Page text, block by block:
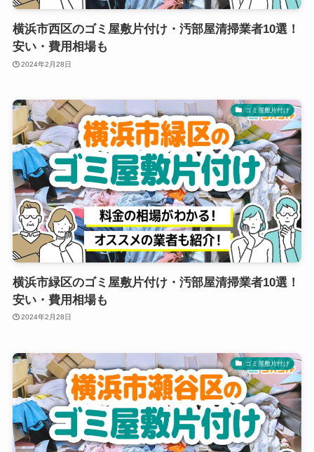
横浜市西区のゴミ屋敷片付け・汚部屋清掃業者10選！
安い・費用相場も
2024年2月28日
ゴミ屋敷片付け
横浜市緑区のゴミ屋敷片付け・汚部屋清掃業者10選！
安い・費用相場も
2024年2月28日
ゴミ屋敷片付け